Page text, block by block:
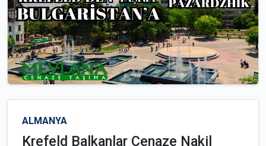
ALMANYA
Krefeld Balkanlar Cenaze Nakil